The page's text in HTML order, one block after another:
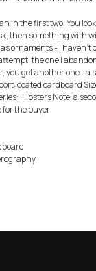
in the first two. You
then something with
ornaments - I haven't
the one I
you get another one - a
coated cardboard
Hipsters Note: a
for the buyer